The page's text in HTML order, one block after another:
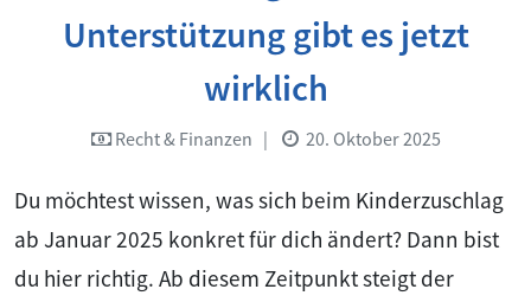
Unterstützung gibt es jetzt
wirklich
Recht & Finanzen | 20. Oktober 2025
Du möchtest wissen, was sich beim Kinderzuschlag
ab Januar 2025 konkret für dich ändert? Dann bist
du hier richtig. Ab diesem Zeitpunkt steigt der